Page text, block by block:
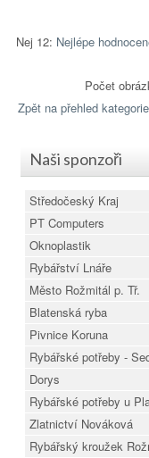
Nej 12: Nejlépe
Počet
Zpět na přehled kategorie
Naši sponzoři
Středočeský Kraj
PT Computers
Oknoplastik
Rybářství Lnáře
Město Rožmitál p. Tř.
Blatenská ryba
Pivnice Koruna
Rybářské potřeby -
Dorys
Rybářské potřeby u
Zlatnictví Nováková
Rybářský kroužek